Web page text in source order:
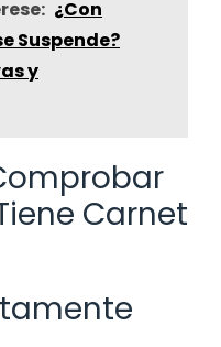
¿Con
Suspende?
y
Carnet